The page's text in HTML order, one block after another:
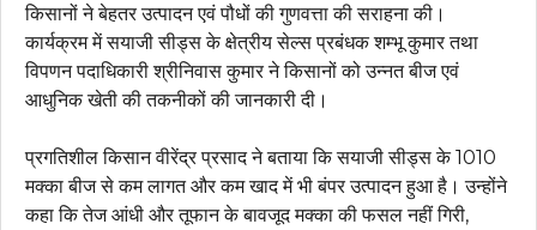
किसानों ने बेहतर उत्पादन एवं पौधों की गुणवत्ता की सराहना की।
कार्यक्रम में सयाजी सीड्स के क्षेत्रीय सेल्स प्रबंधक शम्भू कुमार तथा
विपणन पदाधिकारी श्रीनिवास कुमार ने किसानों को उन्नत बीज एवं
आधुनिक खेती की तकनीकों की जानकारी दी।
प्रगतिशील किसान वीरेंद्र प्रसाद ने बताया कि सयाजी सीड्स के 1010
मक्का बीज से कम लागत और कम खाद में भी बंपर उत्पादन हुआ है। उन्होंने
कहा कि तेज आंधी और तूफान के बावजूद मक्का की फसल नहीं गिरी,